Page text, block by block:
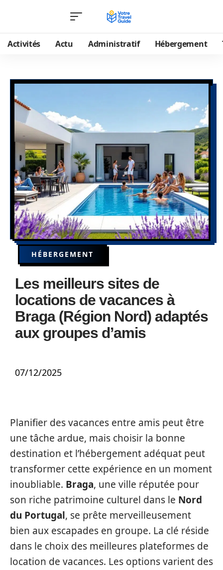
Activités Actu Administratif Hébergement
HÉBERGEMENT
Les meilleurs sites de
locations de vacances à
Braga (Région Nord) adaptés
aux groupes d’amis
07/12/2025
Planifier des vacances entre amis peut être
une tâche ardue, mais choisir la bonne
destination et l’hébergement adéquat peut
transformer cette expérience en un moment
inoubliable. Braga, une ville réputée pour
son riche patrimoine culturel dans le Nord
du Portugal, se prête merveilleusement
bien aux escapades en groupe. La clé réside
dans le choix des meilleures plateformes de
location de vacances. Les options varient des